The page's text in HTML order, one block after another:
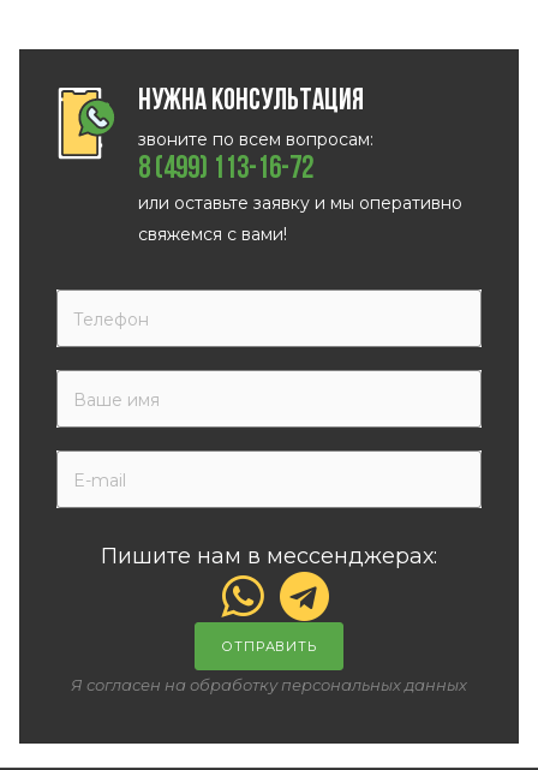
Нужна консультация
звоните по всем вопросам:
8 (499) 113-16-72
или оставьте заявку и мы оперативно
свяжемся с вами!
Пишите нам в мессенджерах:
ОТПРАВИТЬ
Я согласен на обработку персональных данных